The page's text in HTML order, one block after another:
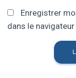
Enregistrer
dans le